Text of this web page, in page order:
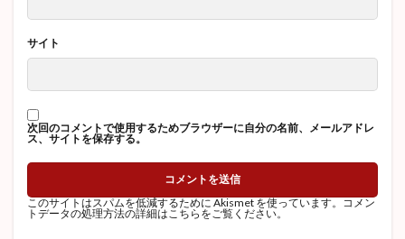
サイト
次回のコメントで使用するためブラウザーに自分の名前、メールアドレ
ス、サイトを保存する。
このサイトはスパムを低減するために Akismet を使っています。コメン
トデータの処理方法の詳細はこちらをご覧ください。